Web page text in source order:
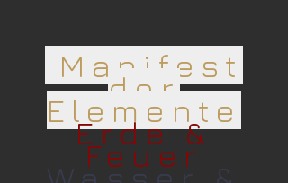
Manifest
der
Elemente
Erde &
Feuer